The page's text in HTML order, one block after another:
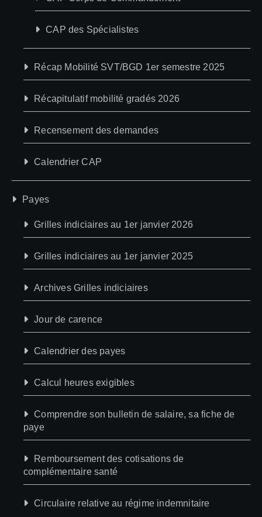
CAP des Spécialistes
Récap Mobilité SVT/BGD 1er semestre 2025
Récapitulatif mobilité gradés 2026
Recensement des demandes
Calendrier CAP
Payes
Grilles indiciaires au 1er janvier 2026
Grilles indiciaires au 1er janvier 2025
Archives Grilles indiciaires
Jour de carence
Calendrier des payes
Calcul heures exigibles
Comprendre son bulletin de salaire, sa fiche de
paye
Remboursement des cotisations de
complémentaire santé
Circulaire relative au régime indemnitaire